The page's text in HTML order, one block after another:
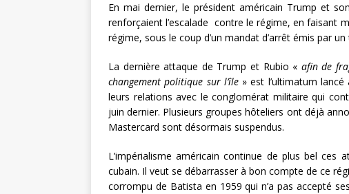
En mai dernier, le président américain Trump et
renforçaient l’escalade contre le régime, en faisant
régime, sous le coup d’un mandat d’arrêt émis par
La dernière attaque de Trump et Rubio « afin de
changement politique sur l’île » est l’ultimatum
leurs relations avec le conglomérat militaire qui
juin dernier. Plusieurs groupes hôteliers ont déjà
Mastercard sont désormais suspendus.
L’impérialisme américain continue de plus bel ces
cubain. Il veut se débarrasser à bon compte de ce
corrompu de Batista en 1959 qui n’a pas accepté